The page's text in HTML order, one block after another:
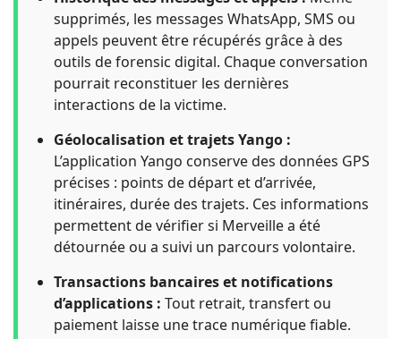
supprimés, les messages WhatsApp, SMS ou
appels peuvent être récupérés grâce à des
outils de forensic digital. Chaque conversation
pourrait reconstituer les dernières
interactions de la victime.
Géolocalisation et trajets Yango :
L’application Yango conserve des données GPS
précises : points de départ et d’arrivée,
itinéraires, durée des trajets. Ces informations
permettent de vérifier si Merveille a été
détournée ou a suivi un parcours volontaire.
Transactions bancaires et notifications
d’applications : Tout retrait, transfert ou
paiement laisse une trace numérique fiable.